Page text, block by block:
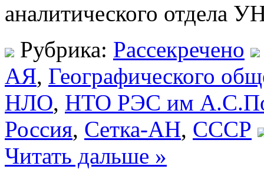
аналитического отдела
Рубрика: Рассекречено
АЯ, Географического
НЛО, НТО РЭС им
Россия, Сетка-АН, СССР
Читать дальше »